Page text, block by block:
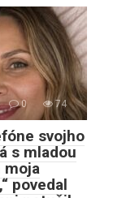
0 74
svojho
s mladou
moja
povedal